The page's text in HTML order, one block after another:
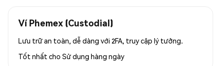
Ví Phemex (Custodial)
Lưu trữ an toàn, dễ dàng với 2FA, truy cập lý tưởng.
Tốt nhất cho Sử dụng hàng ngày